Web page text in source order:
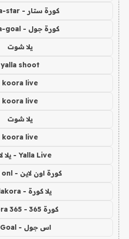
كورة ستار - koora-star
كورة جول - koora-goal
يلا شوت
yalla shoot
koora live
koora live
يلا شوت
koora live
Yalla Live - يلا لايف
كورة اون لاين - koora onl
يلا كورة - yallakora
كورة 365 - kooora 365
اس جول - AS Goal